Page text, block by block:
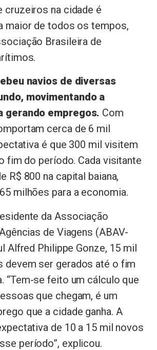
cruzeiros na cidade é
maior de todos os tempos,
Brasileira de
navios de diversas
movimentando a
gerando empregos. Com
cerca de 6 mil
é que 300 mil visitem
fim do período. Cada visitante
R$ 800 na capital baiana,
milhões para a economia.
da Associação
de Viagens (ABAV-
Alfred Philippe Gonze, 15 mil
devem ser gerados até o fim
“Tem-se feito um cálculo que
que chegam, é um
que a cidade ganha. A
de 10 a 15 mil novos
período”, explicou.